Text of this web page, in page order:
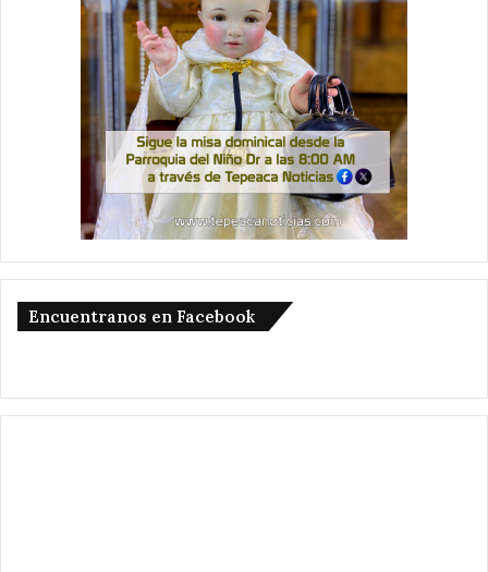
Encuentranos en Facebook